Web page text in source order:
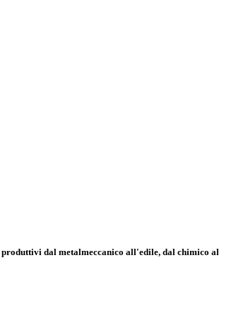
dal metalmeccanico all'edile, dal chimico al